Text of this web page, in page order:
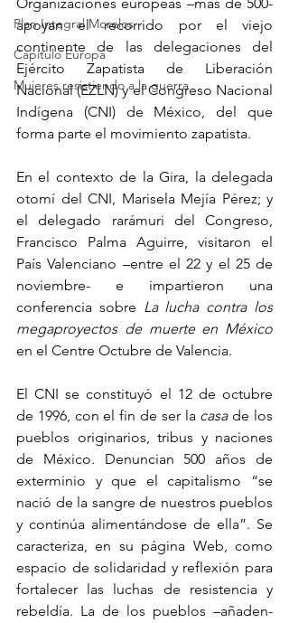
Plan Integral Morelos
Capítulo Europa
Mujeres resistiendo a la guerra
apoyan el recorrido por el viejo
continente de las delegaciones del
Ejército Zapatista de Liberación
Nacional (EZLN) y el Congreso Nacional
Indígena (CNI) de México, del que
forma parte el movimiento zapatista.
En el contexto de la Gira, la delegada
otomí del CNI, Marisela Mejía Pérez; y
el delegado rarámuri del Congreso,
Francisco Palma Aguirre, visitaron el
País Valenciano –entre el 22 y el 25 de
noviembre- e impartieron una
conferencia sobre La lucha contra los
en el Centre Octubre de Valencia.
El CNI se constituyó el 12 de octubre
de 1996, con el fin de ser la casa de los
pueblos originarios, tribus y naciones
de México. Denuncian 500 años de
exterminio y que el capitalismo “se
nació de la sangre de nuestros pueblos
y continúa alimentándose de ella”. Se
caracteriza, en su página Web, como
espacio de solidaridad y reflexión para
fortalecer las luchas de resistencia y
rebeldía. La de los pueblos –añaden-